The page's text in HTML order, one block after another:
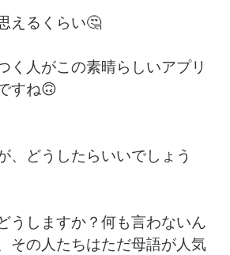
Español
Français
Русский
Türkçe
えるくらい🤔
く人がこの素晴らしいアプリ
すね🙃
、どうしたらいいでしょう
うしますか？何も言わないん
その人たちはただ母語が人気